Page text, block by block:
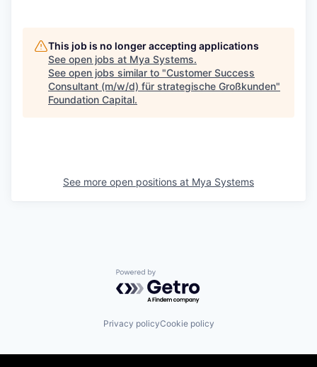
This job is no longer accepting applications
See open jobs at Mya Systems.
See open jobs similar to "Customer Success
Consultant (m/w/d) für strategische Großkunden"
Foundation Capital.
See more open positions at Mya Systems
Powered by Getro.com
Privacy policyCookie policy